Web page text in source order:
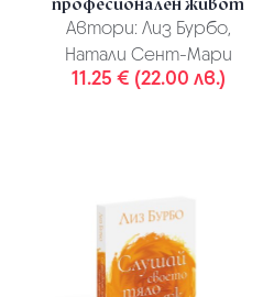
Автори: Лиз Бурбо,
Натали Сент-Мари
11.25 € (22.00 лв.)